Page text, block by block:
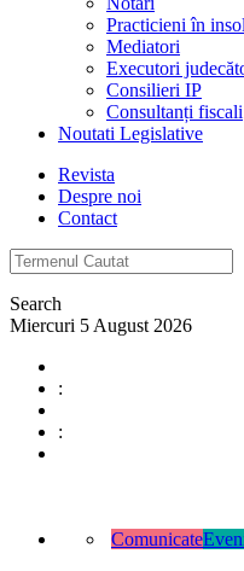
Practicieni în
Mediatori
Executori
Consilieri IP
Consultanți fiscali
Noutati Legislative
Revista
Despre noi
Contact
Search
Miercuri 5 August 2026
:
:
Comunicate